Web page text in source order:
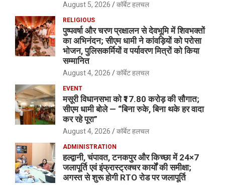
August 5, 2026 कॉर्बेट हलचल
RELIGIOUS
पुष्पवर्षा और चरण प्रक्षालन से देवभूमि में शिवभक्तों
का अभिनंदन; सीएम धामी ने कांवड़ियों को परोसा
भोजन, पुलिसकर्मियों व पर्यावरण मित्रों को किया
सम्मानित
August 4, 2026 कॉर्बेट हलचल
EVENT
मसूरी विधानसभा को ₹17.80 करोड़ की सौगात;
सीएम धामी बोले — “बिना रुके, बिना थके हर वादा
कर रहे पूरा”
August 4, 2026 कॉर्बेट हलचल
ADMINISTRATION
हल्द्वानी, चंपावत, टनकपुर और किच्छा में 24×7
जलापूर्ति एवं इंफ्रास्ट्रक्चर कार्यों की समीक्षा;
अगस्त से शुरू होगी RTO रोड पर जलापूर्ति